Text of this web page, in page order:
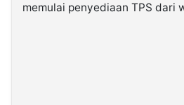
memulai penyediaan TPS dari